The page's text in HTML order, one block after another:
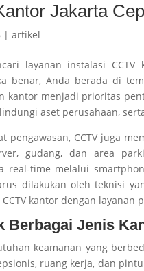
Jakarta
|artikel
layanan instalasi
benar, Anda berada di
kantor menjadi prioritas
aset perusahaan,
pengawasan, CCTV juga
gudang, dan area
real-time melalui
dilakukan oleh teknisi
kantor dengan
Berbagai Jenis
keamanan yang
ruang kerja, dan